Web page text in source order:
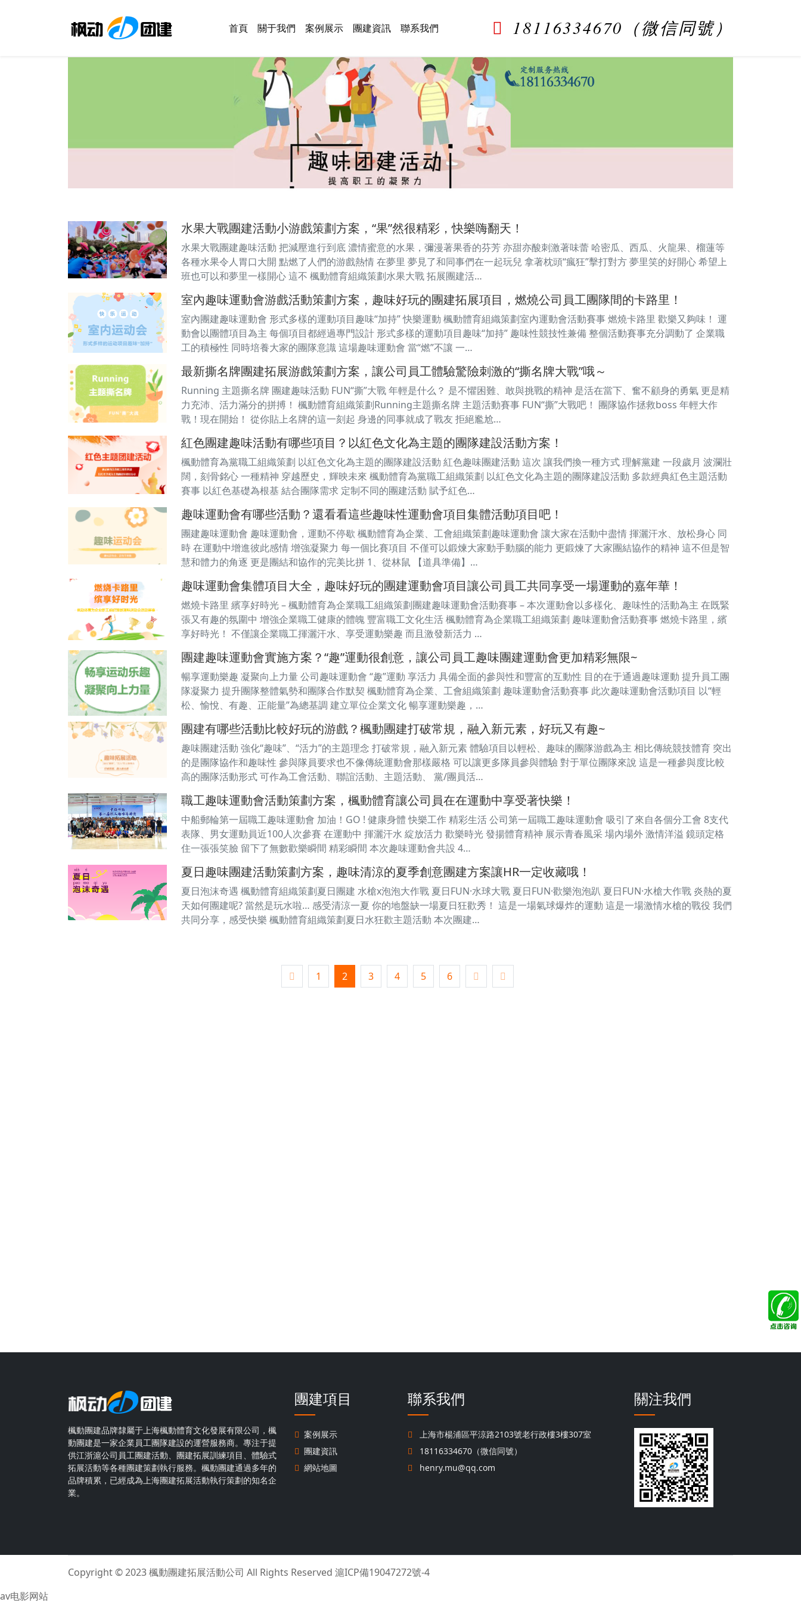
首頁 關于我們 案例展示 團建資訊 聯系我們 18116334670（微信同號）
水果大戰團建活動小游戲策劃方案，“果”然很精彩，快樂嗨翻天！
水果大戰團建趣味活動 把減壓進行到底 濃情蜜意的水果，彌漫著果香的芬芳 亦甜亦酸刺激著味蕾 哈密瓜、西瓜、火龍果、榴蓮等
各種水果令人胃口大開 點燃了人們的游戲熱情 在夢里 夢見了和同事們在一起玩兒 拿著枕頭“瘋狂”擊打對方 夢里笑的好開心 希望上
班也可以和夢里一樣開心 這不 楓動體育組織策劃水果大戰 拓展團建活…
室內趣味運動會游戲活動策劃方案，趣味好玩的團建拓展項目，燃燒公司員工團隊間的卡路里！
室內團建趣味運動會 形式多樣的運動項目趣味“加持” 快樂運動 楓動體育組織策劃室內運動會活動賽事 燃燒卡路里 歡樂又夠味！ 運
動會以團體項目為主 每個項目都經過專門設計 形式多樣的運動項目趣味“加持” 趣味性競技性兼備 整個活動賽事充分調動了 企業職
工的積極性 同時培養大家的團隊意識 這場趣味運動會 當“燃”不讓 一…
最新撕名牌團建拓展游戲策劃方案，讓公司員工體驗驚險刺激的“撕名牌大戰”哦～
Running 主題撕名牌 團建趣味活動 FUN“撕”大戰 年輕是什么？ 是不懼困難、敢與挑戰的精神 是活在當下、奮不顧身的勇氣 更是精
力充沛、活力滿分的拼搏！ 楓動體育組織策劃Running主題撕名牌 主題活動賽事 FUN“撕”大戰吧！ 團隊協作拯救boss 年輕大作
戰！現在開始！ 從你貼上名牌的這一刻起 身邊的同事就成了戰友 拒絕尷尬…
紅色團建趣味活動有哪些項目？以紅色文化為主題的團隊建設活動方案！
楓動體育為黨職工組織策劃 以紅色文化為主題的團隊建設活動 紅色趣味團建活動 這次 讓我們換一種方式 理解黨建 一段歲月 波瀾壯
闊，刻骨銘心 一種精神 穿越歷史，輝映未來 楓動體育為黨職工組織策劃 以紅色文化為主題的團隊建設活動 多款經典紅色主題活動
賽事 以紅色基礎為根基 結合團隊需求 定制不同的團建活動 賦予紅色…
趣味運動會有哪些活動？還看看這些趣味性運動會項目集體活動項目吧！
團建趣味運動會 趣味運動會，運動不停歇 楓動體育為企業、工會組織策劃趣味運動會 讓大家在活動中盡情 揮灑汗水、放松身心 同
時 在運動中增進彼此感情 增強凝聚力 每一個比賽項目 不僅可以鍛煉大家動手動腦的能力 更鍛煉了大家團結協作的精神 這不但是智
慧和體力的角逐 更是團結和協作的完美比拼 1、從林鼠 【道具準備】…
趣味運動會集體項目大全，趣味好玩的團建運動會項目讓公司員工共同享受一場運動的嘉年華！
燃燒卡路里 繽享好時光 – 楓動體育為企業職工組織策劃團建趣味運動會活動賽事 – 本次運動會以多樣化、趣味性的活動為主 在既緊
張又有趣的氛圍中 增強企業職工健康的體魄 豐富職工文化生活 楓動體育為企業職工組織策劃 趣味運動會活動賽事 燃燒卡路里，繽
享好時光！ 不僅讓企業職工揮灑汗水、享受運動樂趣 而且激發新活力 …
團建趣味運動會實施方案？“趣”運動很創意，讓公司員工趣味團建運動會更加精彩無限~
暢享運動樂趣 凝聚向上力量 公司趣味運動會 “趣”運動 享活力 具備全面的參與性和豐富的互動性 目的在于通過趣味運動 提升員工團
隊凝聚力 提升團隊整體氣勢和團隊合作默契 楓動體育為企業、工會組織策劃 趣味運動會活動賽事 此次趣味運動會活動項目 以“輕
松、愉悅、有趣、正能量”為總基調 建立單位企業文化 暢享運動樂趣，…
團建有哪些活動比較好玩的游戲？楓動團建打破常規，融入新元素，好玩又有趣~
趣味團建活動 強化“趣味”、“活力”的主題理念 打破常規，融入新元素 體驗項目以輕松、趣味的團隊游戲為主 相比傳統競技體育 突出
的是團隊協作和趣味性 參與隊員要求也不像傳統運動會那樣嚴格 可以讓更多隊員參與體驗 對于單位團隊來說 這是一種參與度比較
高的團隊活動形式 可作為工會活動、聯誼活動、主題活動、 黨/團員活…
職工趣味運動會活動策劃方案，楓動體育讓公司員在在運動中享受著快樂！
中船郵輪第一屆職工趣味運動會 加油！GO ! 健康身體 快樂工作 精彩生活 公司第一屆職工趣味運動會 吸引了來自各個分工會 8支代
表隊、男女運動員近100人次參賽 在運動中 揮灑汗水 綻放活力 歡樂時光 發揚體育精神 展示青春風采 場內場外 激情洋溢 鏡頭定格
住一張張笑臉 留下了無數歡樂瞬間 精彩瞬間 本次趣味運動會共設 4…
夏日趣味團建活動策劃方案，趣味清涼的夏季創意團建方案讓HR一定收藏哦！
夏日泡沫奇遇 楓動體育組織策劃夏日團建 水槍x泡泡大作戰 夏日FUN·水球大戰 夏日FUN·歡樂泡泡趴 夏日FUN·水槍大作戰 炎熱的夏
天如何團建呢? 當然是玩水啦… 感受清涼一夏 你的地盤缺一場夏日狂歡秀！ 這是一場氣球爆炸的運動 這是一場激情水槍的戰役 我們
共同分享，感受快樂 楓動體育組織策劃夏日水狂歡主題活動 本次團建…
1 2 3 4 5 6
楓動團建品牌隸屬于上海楓動體育文化發展有限公司，楓
動團建是一家企業員工團隊建設的運營服務商。專注于提
供江浙滬公司員工團建活動、團建拓展訓練項目、體驗式
拓展活動等各種團建策劃執行服務。楓動團建通過多年的
品牌積累，已經成為上海團建拓展活動執行策劃的知名企
業。
團建項目
案例展示
團建資訊
網站地圖
聯系我們
上海市楊浦區平涼路2103號老行政樓3樓307室
18116334670（微信同號）
henry.mu@qq.com
關注我們
Copyright © 2023楓動團建拓展活動公司 All Rights Reserved 滬ICP備19047272號-4
av电影网站